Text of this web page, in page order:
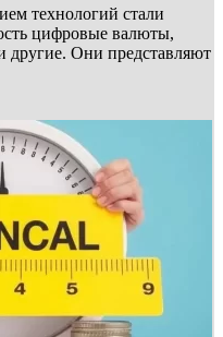
технологий стали
цифровые валюты,
другие. Они представляют